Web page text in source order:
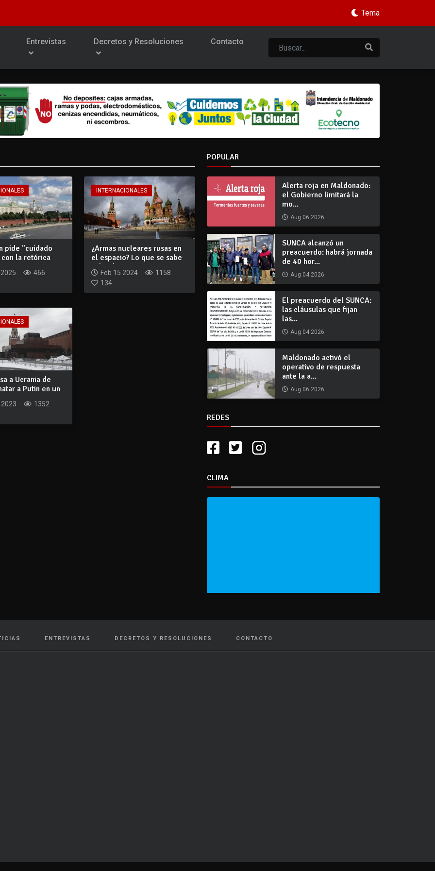
Tema
Entrevistas Decretos y Resoluciones Contacto
pide "cuidado
la retórica
466
INTERNACIONALES
¿Armas nucleares rusas en
el espacio? Lo que se sabe
sobre l...
Feb 15 2024
1158
134
a Ucrania de
a Putin en un
2023
1352
POPULAR
Alerta roja en Maldonado:
el Gobierno limitará la
mo...
Aug 06 2026
SUNCA alcanzó un
preacuerdo: habrá jornada
de 40 hor...
Aug 04 2026
El preacuerdo del SUNCA:
las cláusulas que fijan
las...
Aug 04 2026
Maldonado activó el
operativo de respuesta
ante la a...
Aug 06 2026
REDES
CLIMA
ENTREVISTAS DECRETOS Y RESOLUCIONES CONTACTO